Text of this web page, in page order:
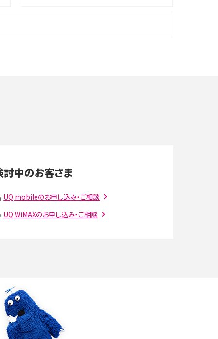
定方法やおススメを紹介
LINEでブロックされているか確認する方法は？手
順や注意点を解説
討中のお客さま
UQ mobileのお申し込み・ご相談
UQ WiMAXのお申し込み・ご相談